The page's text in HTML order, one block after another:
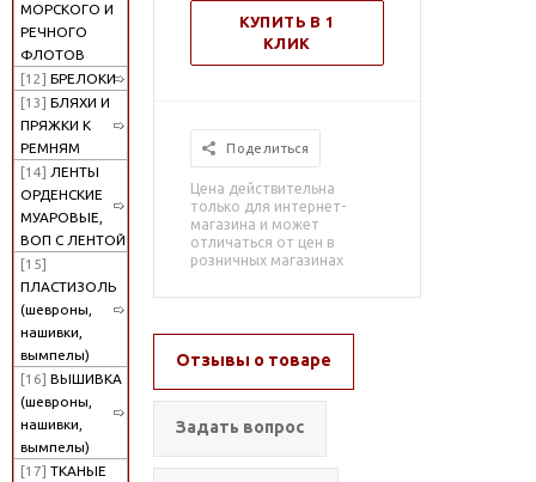
МОРСКОГО И
РЕЧНОГО
ФЛОТОВ
[12] БРЕЛОКИ
[13] БЛЯХИ И
ПРЯЖКИ К
РЕМНЯМ
[14] ЛЕНТЫ
ОРДЕНСКИЕ
МУАРОВЫЕ,
ВОП С ЛЕНТОЙ
[15]
ПЛАСТИЗОЛЬ
(шевроны,
нашивки,
вымпелы)
[16] ВЫШИВКА
(шевроны,
нашивки,
вымпелы)
[17] ТКАНЫЕ
КУПИТЬ В 1
КЛИК
Поделиться
Цена действительна
только для интернет-
магазина и может
отличаться от цен в
розничных магазинах
Отзывы о товаре
Задать вопрос